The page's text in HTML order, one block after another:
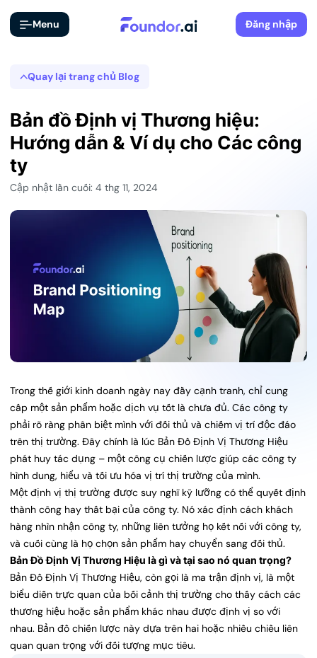
Menu Đăng nhập
Quay lại trang chủ Blog
Bản đồ Định vị Thương hiệu:
Hướng dẫn & Ví dụ cho Các công
ty
Cập nhật lần cuối: 4 thg 11, 2024
Trong thế giới kinh doanh ngày nay đầy cạnh tranh, chỉ cung
cấp một sản phẩm hoặc dịch vụ tốt là chưa đủ. Các công ty
phải rõ ràng phân biệt mình với đối thủ và chiếm vị trí độc đáo
trên thị trường. Đây chính là lúc Bản Đồ Định Vị Thương Hiệu
phát huy tác dụng – một công cụ chiến lược giúp các công ty
hình dung, hiểu và tối ưu hóa vị trí thị trường của mình.
Một định vị thị trường được suy nghĩ kỹ lưỡng có thể quyết định
thành công hay thất bại của công ty. Nó xác định cách khách
hàng nhìn nhận công ty, những liên tưởng họ kết nối với công ty,
và cuối cùng là họ chọn sản phẩm hay chuyển sang đối thủ.
Bản Đồ Định Vị Thương Hiệu là gì và tại sao nó quan trọng?
Bản Đồ Định Vị Thương Hiệu, còn gọi là ma trận định vị, là một
biểu diễn trực quan của bối cảnh thị trường cho thấy cách các
thương hiệu hoặc sản phẩm khác nhau được định vị so với
nhau. Bản đồ chiến lược này dựa trên hai hoặc nhiều chiều liên
quan quan trọng với đối tượng mục tiêu.